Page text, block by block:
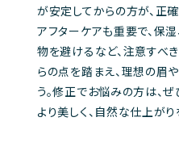
が安定してからの方が、正
アフターケアも重要で、保
物を避けるなど、注意すべ
らの点を踏まえ、理想の眉
う。修正でお悩みの方は、
より美しく、自然な仕上がり